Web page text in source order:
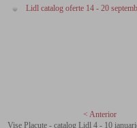
Lidl catalog oferte 14 - 20
< Anterior
Vise Placute - catalog Lidl 4 - 10